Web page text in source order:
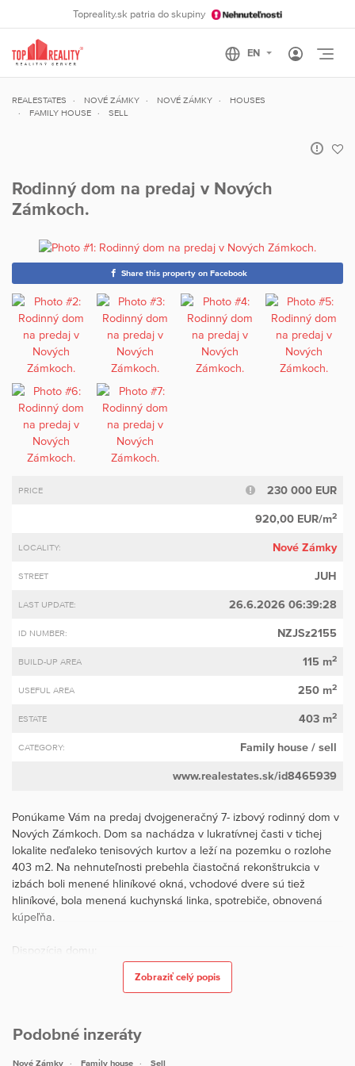
Topreality.sk patria do skupiny
REALESTATES NOVÉ ZÁMKY NOVÉ ZÁMKY
HOUSES
FAMILY HOUSE
SELL
Rodinný dom na predaj v Nových
Zámkoch.
Share this property on Facebook
PRICE 230 000 EUR
920,00 EUR/m2
LOCALITY: Nové Zámky
STREET JUH
LAST UPDATE: 26.6.2026 06:39:28
ID NUMBER: NZJSz2155
BUILD-UP AREA 115 m2
USEFUL AREA 250 m2
ESTATE 403 m2
CATEGORY: Family house / sell
www.realestates.sk/id8465939
Ponúkame Vám na predaj dvojgeneračný 7- izbový rodinný dom v
Nových Zámkoch. Dom sa nachádza v lukratívnej časti v tichej
lokalite neďaleko tenisových kurtov a leží na pozemku o rozlohe
403 m2. Na nehnuteľnosti prebehla čiastočná rekonštrukcia v
izbách boli menené hliníkové okná, vchodové dvere sú tiež
hliníkové, bola menená kuchynská linka, spotrebiče, obnovená
kúpeľňa.
Dispozícia domu:
s jedálňou a východom na pozemok, špajza a priestranná
Zobraziť celý popis
Podobné inzeráty
Nové Zámky Family house Sell